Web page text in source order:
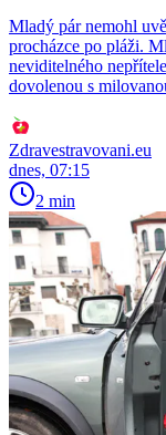
Mladý pár nemohl
procházce po pláži.
neviditelného
dovolenou s
Zdravestravovani.eu
dnes, 07:15
2 min